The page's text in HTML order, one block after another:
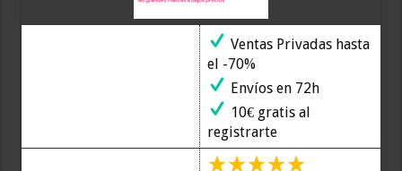
Ventas Privadas hasta
el -70%
Envíos en 72h
10€ gratis al
registrarte